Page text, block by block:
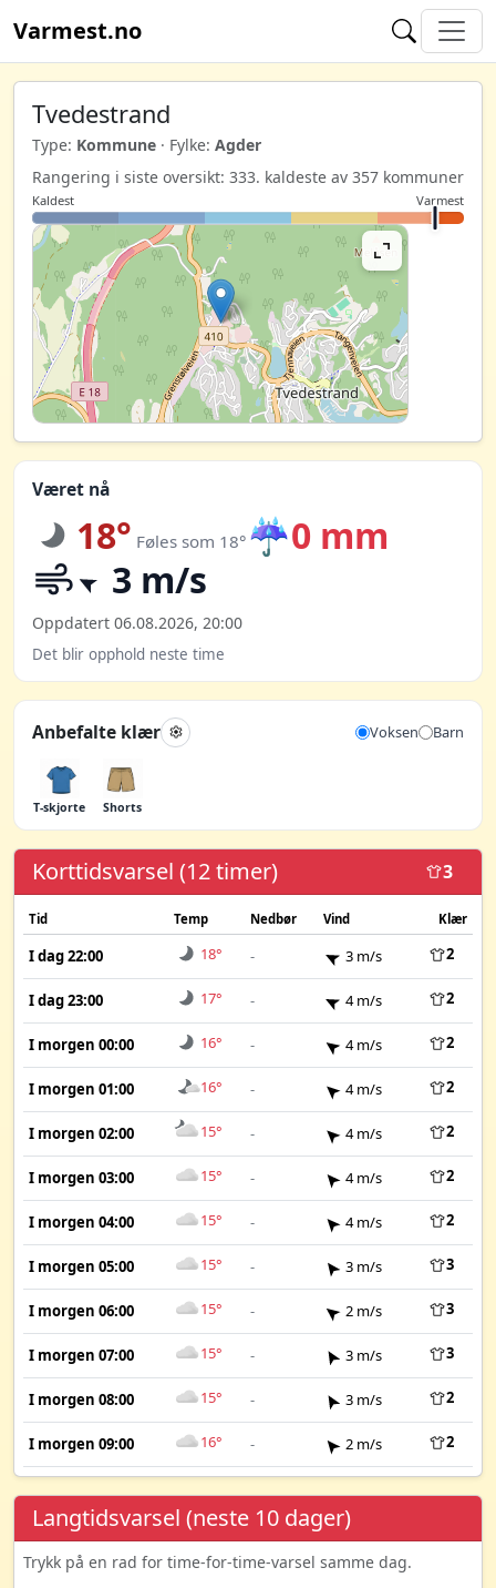
Varmest.no
Tvedestrand
Type: Kommune · Fylke: Agder
Rangering i siste oversikt: 333. kaldeste av 357 kommuner
Kaldest Varmest
Været nå
18° Føles som 18° ☔0 mm
3 m/s
Oppdatert 06.08.2026, 20:00
Det blir opphold neste time
Anbefalte klær Voksen Barn
T-skjorte Shorts
Korttidsvarsel (12 timer) 3
Tid Temp Nedbør Vind Klær
I dag 22:00 18° - 3 m/s 2
I dag 23:00 17° - 4 m/s 2
I morgen 00:00 16° - 4 m/s 2
I morgen 01:00 16° - 4 m/s 2
I morgen 02:00 15° - 4 m/s 2
I morgen 03:00 15° - 4 m/s 2
I morgen 04:00 15° - 4 m/s 2
I morgen 05:00 15° - 3 m/s 3
I morgen 06:00 15° - 2 m/s 3
I morgen 07:00 15° - 3 m/s 3
I morgen 08:00 15° - 3 m/s 2
I morgen 09:00 16° - 2 m/s 2
Langtidsvarsel (neste 10 dager)
Trykk på en rad for time-for-time-varsel samme dag.